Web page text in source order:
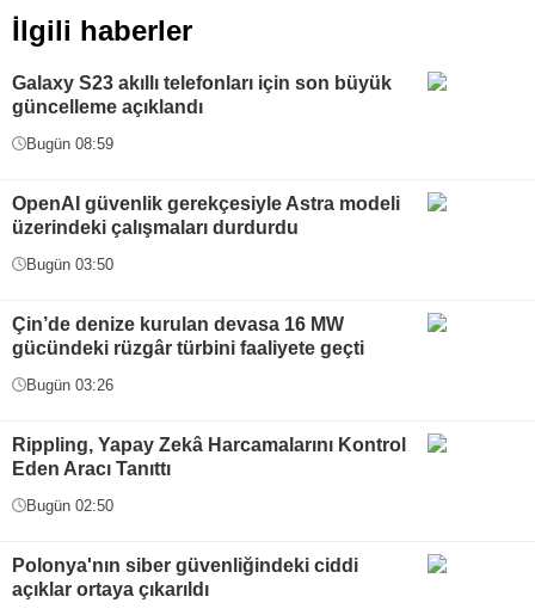
İlgili haberler
Galaxy S23 akıllı telefonları için son büyük
güncelleme açıklandı
Bugün 08:59
OpenAI güvenlik gerekçesiyle Astra modeli
üzerindeki çalışmaları durdurdu
Bugün 03:50
Çin’de denize kurulan devasa 16 MW
gücündeki rüzgâr türbini faaliyete geçti
Bugün 03:26
Rippling, Yapay Zekâ Harcamalarını Kontrol
Eden Aracı Tanıttı
Bugün 02:50
Polonya'nın siber güvenliğindeki ciddi
açıklar ortaya çıkarıldı